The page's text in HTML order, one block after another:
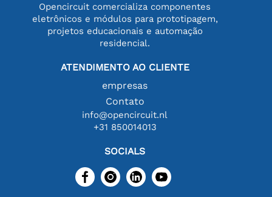
Opencircuit comercializa componentes
eletrônicos e módulos para prototipagem,
projetos educacionais e automação
residencial.
ATENDIMENTO AO CLIENTE
empresas
Contato
info@opencircuit.nl
+31 850014013
SOCIALS